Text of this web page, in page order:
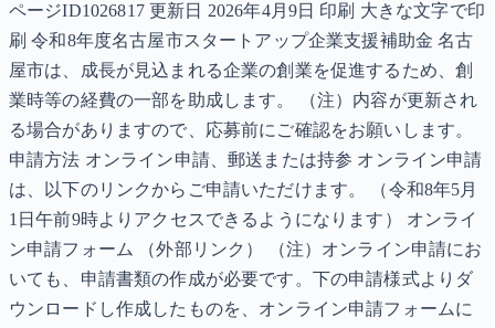
ページID1026817 更新日 2026年4月9日 印刷 大きな文字で印
刷 令和8年度名古屋市スタートアップ企業支援補助金 名古
屋市は、成長が見込まれる企業の創業を促進するため、創
業時等の経費の一部を助成します。 （注）内容が更新され
る場合がありますので、応募前にご確認をお願いします。
申請方法 オンライン申請、郵送または持参 オンライン申請
は、以下のリンクからご申請いただけます。 （令和8年5月
1日午前9時よりアクセスできるようになります） オンライ
ン申請フォーム （外部リンク） （注）オンライン申請にお
いても、申請書類の作成が必要です。下の申請様式よりダ
ウンロードし作成したものを、オンライン申請フォームに